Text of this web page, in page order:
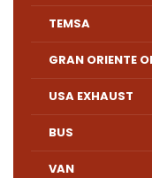
TEMSA
GRAN ORIENTE
USA EXHAUST
BUS
VAN